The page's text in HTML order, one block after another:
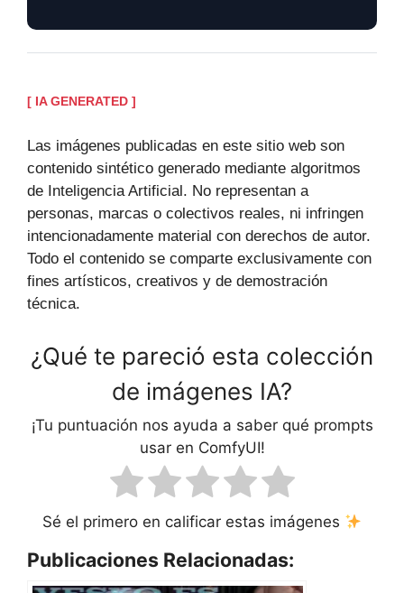
[ IA GENERATED ]
Las imágenes publicadas en este sitio web son
contenido sintético generado mediante algoritmos
de Inteligencia Artificial. No representan a
personas, marcas o colectivos reales, ni infringen
intencionadamente material con derechos de autor.
Todo el contenido se comparte exclusivamente con
fines artísticos, creativos y de demostración
técnica.
¿Qué te pareció esta colección
de imágenes IA?
¡Tu puntuación nos ayuda a saber qué prompts
usar en ComfyUI!
Sé el primero en calificar estas imágenes
Publicaciones Relacionadas: